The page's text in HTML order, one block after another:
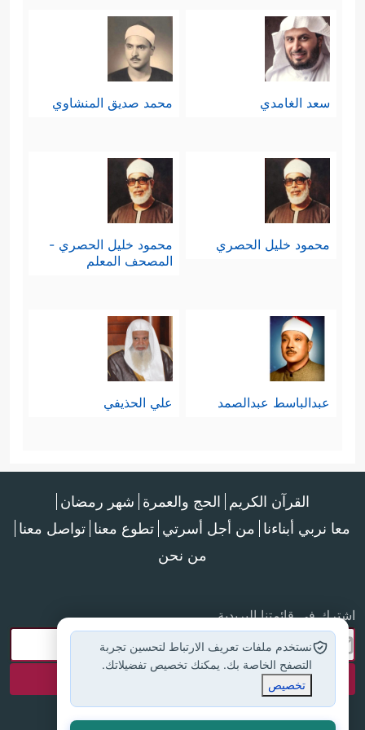
سادسًا: إنهم مخادعون﴿إِنَّ ٱلۡمُنَـٰفِقِینَ
یُخَـٰدِعُونَ ٱللَّهَ وَهُوَ خَـٰدِعُهُمۡ﴾أي: أنهم يظنون
أنهم يخدعون الحق وأهله، ولكن
يخدعون أنفسهم ببعض المصالح الزائلة
ثم تكون وبالًا عليهم.
سابعًا: إنهم يتقاعسون عن الطاعة
والعبادة؛ لأنهم يتصنَّعونها تصنُّعًا بلا إيمان
یُرَاۤءُونَ ٱلنَّاسَ وَلَا یَذۡكُرُونَ ٱللَّهَ إِلَّا قَلِیلࣰا﴾
يشمل المؤمن الذي قد يتعرَّض للكسل
بطبعه البشري، فهذا ليس من النفاق.
وَٱعۡتَصَمُواْ بِٱللَّهِ وَأَخۡلَصُواْ دِینَهُمۡ لِلَّهِ﴾فإصلاح ما
أفسدوه في مرحلة النفاق شرط في
الاضطراب والتذبذب وغيرهما من
الصفات التي كانوا عليها مما لا تبعث
على الطمأنينة والارتياح.
سعد الغامدي محمد صديق المنشاوي
محمود خليل الحصري
محمود خليل الحصري -
المصحف المعلم
عبدالباسط عبدالصمد علي الحذيفي
القرآن الكريم الحج والعمرة شهر رمضان
معا نربي أبناءنا من أجل أسرتي تطوع معنا تواصل معنا
من نحن
اشترك في قائمتنا البريدية
نستخدم ملفات تعريف الارتباط لتحسين تجربة
التصفح الخاصة بك. يمكنك تخصيص تفضيلاتك.
تخصيص